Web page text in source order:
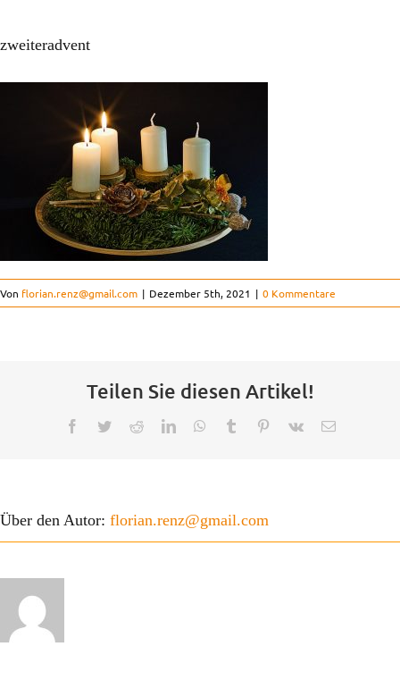
Der Verein
Kontakt
FAQ
zweiteradvent
Von florian.renz@gmail.com | Dezember 5th, 2021 | 0 Kommentare
Teilen Sie diesen Artikel!
Facebook
TwitterRedditLinkedInWhatsApp
Tumblr Pinterest
Vk
E-
Über den Autor: florian.renz@gmail.com